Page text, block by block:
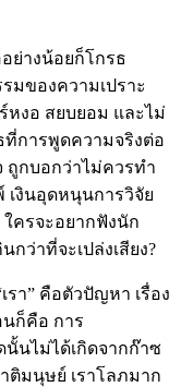
ย่างน้อยก็โกรธ
มของความเปราะ
หงอ สยบยอม และไม่
การพูดความจริงต่อ
ถูกบอกว่าไม่ควรทำ
เงินอุดหนุนการวิจัย
ครจะอยากฟังนัก
กว่าที่จะเปล่งเสียง?
รา” คือตัวปัญหา เรื่อง
ก็คือ การ
นไม่ได้เกิดจากก๊าซ
ติมนุษย์ เราโลภมาก